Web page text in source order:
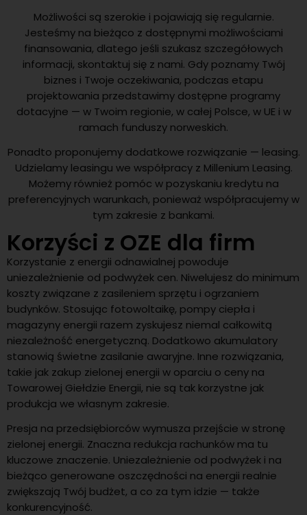
Możliwości są szerokie i pojawiają się regularnie.
Jesteśmy na bieżąco z dostępnymi możliwościami
finansowania, dlatego jeśli szukasz szczegółowych
informacji, skontaktuj się z nami. Gdy poznamy Twój
biznes i Twoje oczekiwania, podczas etapu
projektowania przedstawimy dostępne programy
dotacyjne — w Twoim regionie, w całej Polsce, w UE i w
ramach funduszy norweskich.
Ponadto proponujemy dodatkowe rozwiązanie — leasing.
Udzielamy leasingu we współpracy z Millenium Leasing.
Możemy również pomóc w pozyskaniu kredytu na
preferencyjnych warunkach, ponieważ współpracujemy w
tym zakresie z bankami.
Korzyści z OZE dla firm
Korzystanie z energii odnawialnej powoduje
uniezależnienie od podwyżek cen. Niwelujesz do minimum
koszty związane z zasileniem sprzętu i ogrzaniem
budynków. Stosując fotowoltaikę, pompy ciepła i
magazyny energii razem zyskujesz niemal całkowitą
niezależność energetyczną. Dodatkowo akumulatory
stanowią świetne zasilanie awaryjne. Inne rozwiązania,
takie jak zakup zielonej energii w oparciu o ceny na
Towarowej Giełdzie Energii, nie są tak korzystne jak
produkcja we własnym zakresie.
Presja na przedsiębiorców wymusza przejście w stronę
zielonej energii. Znaczna redukcja rachunków ma tu
kluczowe znaczenie. Uniezależnienie od podwyżek i na
bieżąco generowane oszczędności na energii realnie
zwiększają Twój budżet, a co za tym idzie — także
konkurencyjność.